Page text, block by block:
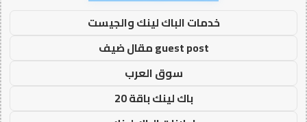
خدمات الباك لينك والجيست
guest post مقال ضيف
سوق العرب
باك لينك باقة 20